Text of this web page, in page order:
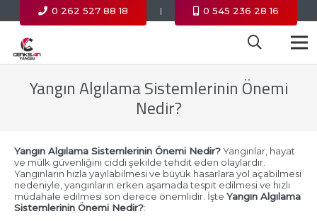
0 262 527 88 18 | 0 545 236 28 16
Yangın Algılama Sistemlerinin Önemi
Nedir?
Yangın Algılama Sistemlerinin Önemi Nedir?Yangınlar, hayat
ve mülk güvenliğini ciddi şekilde tehdit eden olaylardır.
Yangınların hızla yayılabilmesi ve büyük hasarlara yol açabilmesi
nedeniyle, yangınların erken aşamada tespit edilmesi ve hızlı
müdahale edilmesi son derece önemlidir. İşte Yangın Algılama
Sistemlerinin Önemi Nedir?: